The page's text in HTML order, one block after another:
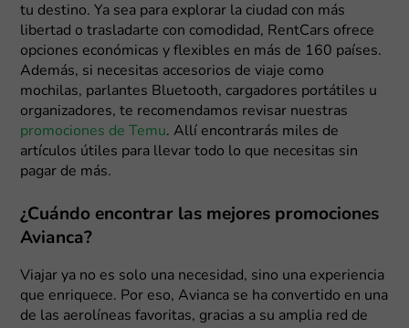
tu destino. Ya sea para explorar la ciudad con más
libertad o trasladarte con comodidad, RentCars ofrece
opciones económicas y flexibles en más de 160 países.
Además, si necesitas accesorios de viaje como
mochilas, parlantes Bluetooth, cargadores portátiles u
organizadores, te recomendamos revisar nuestras
promociones de Temu. Allí encontrarás miles de
artículos útiles para llevar todo lo que necesitas sin
pagar de más.
¿Cuándo encontrar las mejores promociones
Avianca?
Viajar ya no es solo una necesidad, sino una experiencia
que enriquece. Por eso, Avianca se ha convertido en una
de las aerolíneas favoritas, gracias a su amplia red de